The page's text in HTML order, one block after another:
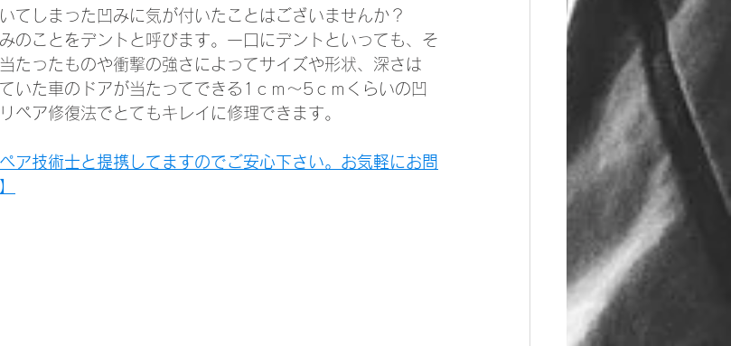
てしまった凹みに気が付いたことはございませんか？
のことをデントと呼びます。一口にデントといっても、そ
たったものや衝撃の強さによってサイズや形状、深さは
いた車のドアが当たってできる1ｃｍ～5ｃｍくらいの凹
ペア修復法でとてもキレイに修理できます。
ア技術士と提携してますのでご安心下さい。お気軽にお問